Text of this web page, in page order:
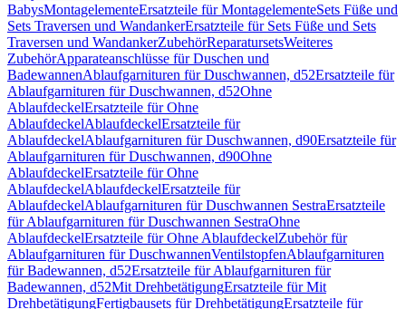
BabysMontagelementeErsatzteile für MontagelementeSets Füße und
Sets Traversen und WandankerErsatzteile für Sets Füße und Sets
Traversen und WandankerZubehörReparatursetsWeiteres
ZubehörApparateanschlüsse für Duschen und
BadewannenAblaufgarnituren für Duschwannen, d52Ersatzteile für
Ablaufgarnituren für Duschwannen, d52Ohne
AblaufdeckelErsatzteile für Ohne
AblaufdeckelAblaufdeckelErsatzteile für
AblaufdeckelAblaufgarnituren für Duschwannen, d90Ersatzteile für
Ablaufgarnituren für Duschwannen, d90Ohne
AblaufdeckelErsatzteile für Ohne
AblaufdeckelAblaufdeckelErsatzteile für
AblaufdeckelAblaufgarnituren für Duschwannen SestraErsatzteile
für Ablaufgarnituren für Duschwannen SestraOhne
AblaufdeckelErsatzteile für Ohne AblaufdeckelZubehör für
Ablaufgarnituren für DuschwannenVentilstopfenAblaufgarnituren
für Badewannen, d52Ersatzteile für Ablaufgarnituren für
Badewannen, d52Mit DrehbetätigungErsatzteile für Mit
DrehbetätigungFertigbausets für DrehbetätigungErsatzteile für